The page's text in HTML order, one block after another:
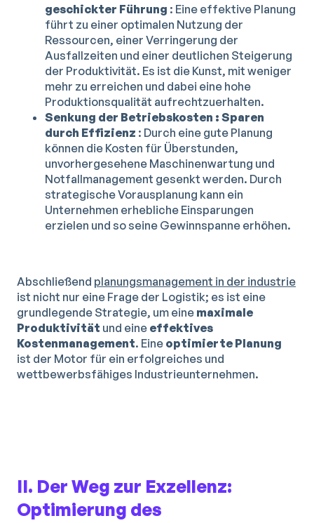
geschickter Führung : Eine effektive Planung
führt zu einer optimalen Nutzung der
Ressourcen, einer Verringerung der
Ausfallzeiten und einer deutlichen Steigerung
der Produktivität. Es ist die Kunst, mit weniger
mehr zu erreichen und dabei eine hohe
Produktionsqualität aufrechtzuerhalten.
Senkung der Betriebskosten : Sparen
durch Effizienz : Durch eine gute Planung
können die Kosten für Überstunden,
unvorhergesehene Maschinenwartung und
Notfallmanagement gesenkt werden. Durch
strategische Vorausplanung kann ein
Unternehmen erhebliche Einsparungen
erzielen und so seine Gewinnspanne erhöhen.
Abschließend planungsmanagement in der industrie
ist nicht nur eine Frage der Logistik; es ist eine
grundlegende Strategie, um eine maximale
Produktivität und eine effektives
Kostenmanagement. Eine optimierte Planung
ist der Motor für ein erfolgreiches und
wettbewerbsfähiges Industrieunternehmen.
II. Der Weg zur Exzellenz:
Optimierung des